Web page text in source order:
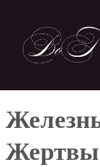
main
navigation
Жертвы